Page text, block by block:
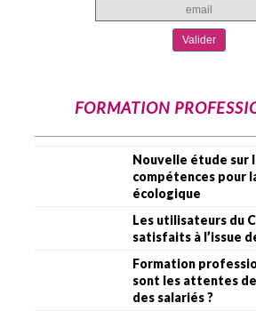
FORMATION
Nouvelle étude sur
compétences pour
écologique
Les utilisateurs du
satisfaits à l’issue
Formation
sont les attentes
des salariés ?